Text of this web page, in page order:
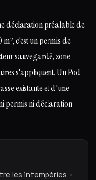
déclaration préalable de
c'est un permis de
sauvegardé, zone
s'appliquent. Un Pod
existante et d'une
permis ni déclaration
les intempéries =